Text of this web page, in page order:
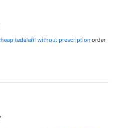
tadalafil without prescription order